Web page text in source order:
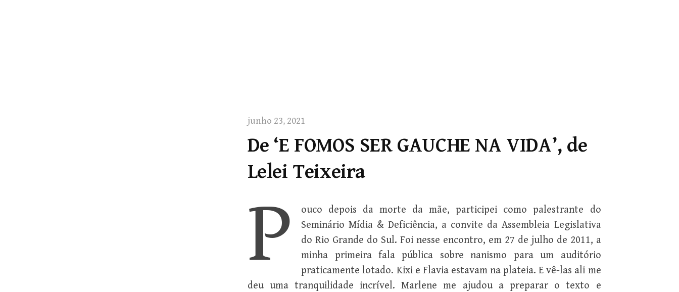
junho 23, 2021
De ‘E FOMOS SER GAUCHE NA VIDA’, de
Lelei Teixeira
P
ouco depois da morte da mãe, participei como palestrante do
Seminário Mídia & Deficiência, a convite da Assembleia Legislativa
do Rio Grande do Sul. Foi nesse encontro, em 27 de julho de 2011, a
minha primeira fala pública sobre nanismo para um auditório
praticamente lotado. Kixi e Flavia estavam na plateia. E vê-las ali me
deu uma tranquilidade incrível. Marlene me ajudou a preparar o texto e